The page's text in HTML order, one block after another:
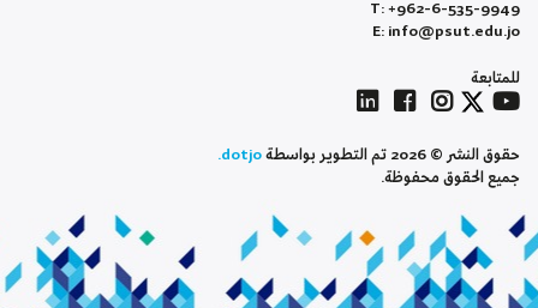
T: +962-6-535-9949
E: info@psut.edu.jo
للمتابعة
حقوق النشر © 2026 تم التطوير بواسطة
dotjo.
جميع الحقوق محفوظة.